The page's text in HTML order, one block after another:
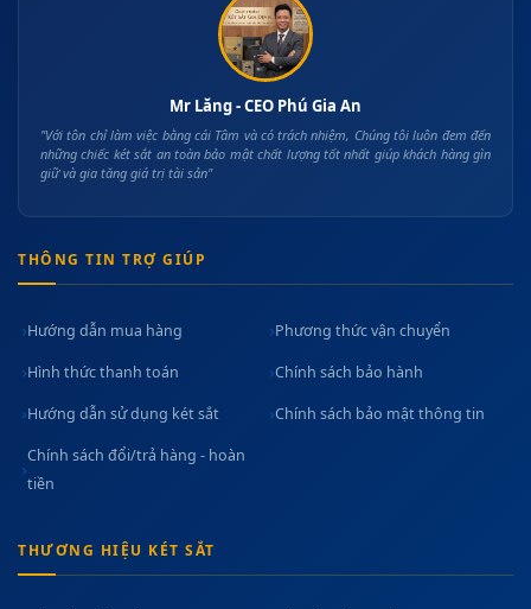
Mr Lăng - CEO Phú Gia An
"Với tôn chỉ làm việc bằng cái Tâm và có trách nhiệm, Chúng tôi luôn đem đến
những chiếc két sắt an toàn bảo mật chất lượng tốt nhất giúp khách hàng gìn
giữ và gia tăng giá trị tài sản"
THÔNG TIN TRỢ GIÚP
Hướng dẫn mua hàng Phương thức vận chuyển
Hình thức thanh toán Chính sách bảo hành
Hướng dẫn sử dụng két sắt Chính sách bảo mật thông tin
Chính sách đổi/trả hàng - hoàn
tiền
THƯƠNG HIỆU KÉT SẮT